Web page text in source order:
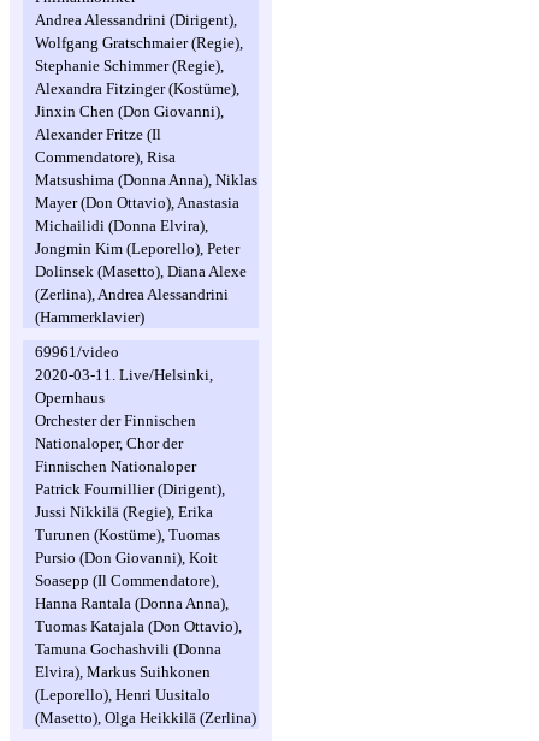
Andrea Alessandrini (Dirigent),
Wolfgang Gratschmaier (Regie),
Stephanie Schimmer (Regie),
Alexandra Fitzinger (Kostüme),
Jinxin Chen (Don Giovanni),
Alexander Fritze (Il
Commendatore), Risa
Matsushima (Donna Anna), Niklas
Mayer (Don Ottavio), Anastasia
Michailidi (Donna Elvira),
Jongmin Kim (Leporello), Peter
Dolinsek (Masetto), Diana Alexe
(Zerlina), Andrea Alessandrini
(Hammerklavier)
69961/video
2020-03-11. Live/Helsinki,
Opernhaus
Orchester der Finnischen
Nationaloper, Chor der
Finnischen Nationaloper
Patrick Fournillier (Dirigent),
Jussi Nikkilä (Regie), Erika
Turunen (Kostüme), Tuomas
Pursio (Don Giovanni), Koit
Soasepp (Il Commendatore),
Hanna Rantala (Donna Anna),
Tuomas Katajala (Don Ottavio),
Tamuna Gochashvili (Donna
Elvira), Markus Suihkonen
(Leporello), Henri Uusitalo
(Masetto), Olga Heikkilä (Zerlina)